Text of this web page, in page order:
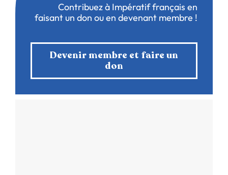
Contribuez à Impératif français en
faisant un don ou en devenant membre !
Devenir membre et faire un
don